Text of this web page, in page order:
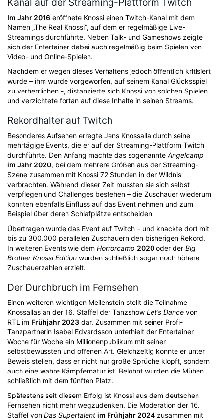
Kanal auf der Streaming-Plattform Twitch
Im Jahr 2016 eröffnete Knossi einen Twitch-Kanal mit dem
Namen „The Real Knossi“, auf dem er regelmäßige Live-
Streamings durchführte. Neben Talk- und Gameshows zeigte
sich der Entertainer dabei auch regelmäßig beim Spielen von
Video- und Online-Spielen.
Nachdem er wegen dieses Verhaltens jedoch öffentlich kritisiert
wurde – ihm wurde vorgeworfen, auf seinem Kanal Glücksspiel
zu verherrlichen -, distanzierte sich Knossi von solchen Spielen
und verzichtete fortan auf diese Inhalte in seinen Streams.
Rekordhalter auf Twitch
Besonderes Aufsehen erregte Jens Knossalla durch seine
mehrtägige Events, die er auf der Streaming-Plattform Twitch
durchführte. Den Anfang machte das sogenannte Angelcamp
im Jahr 2020, bei dem mehrere Größen aus der Streaming-
Szene zusammen mit Knossi 72 Stunden in der Wildnis
verbrachten. Während dieser Zeit mussten sie sich selbst
verpflegen und Challenges bestehen – die Zuschauer wiederum
konnten ebenfalls Einfluss auf das Event nehmen und zum
Beispiel über deren Schlafplätze entscheiden.
Übertragen wurde das Event auf Twitch – und knackte dort mit
bis zu 300.000 parallelen Zuschauern den bisherigen Rekord.
In weiteren Events wie dem Horrorcamp 2020oder der Big
Brother Knossi Edition wurden schließlich sogar noch höhere
Zuschauerzahlen erzielt.
Der Durchbruch im Fernsehen
Einen weiteren wichtigen Meilenstein stellt die Teilnahme
Knossallas an der 16. Staffel der Tanzshow Let’s Dance von
RTL im Frühjahr 2023 dar. Zusammen mit seiner Profi-
Tanzpartnerin Isabel Edvardsson unterhielt der Entertainer
Woche für Woche ein Millionenpublikum mit seiner
selbstbewussten und offenen Art. Gleichzeitig konnte er unter
Beweis stellen, dass er nicht nur große Sprüche klopft, sondern
auch eine wahre Kämpfernatur ist. Belohnt wurden die Mühen
schließlich mit dem fünften Platz.
Spätestens seit diesem Erfolg ist Knossi aus dem deutschen
Fernsehen nicht mehr wegzudenken. Die Moderation der 16.
Staffel von Das Supertalent im Frühjahr 2024 zusammen mit